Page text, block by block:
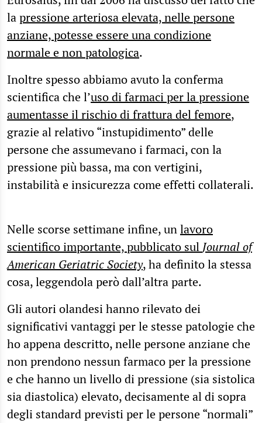
lapressione arteriosa elevata, nelle persone
anziane, potesse essere una condizione
normale e non patologica.
Inoltre spesso abbiamo avuto la conferma
scientifica che l’uso di farmaci per la pressione
aumentasse il rischio di frattura del femore,
grazie al relativo “instupidimento” delle
persone che assumevano i farmaci, con la
pressione più bassa, ma con vertigini,
instabilità e insicurezza come effetti collaterali.
Nelle scorse settimane infine, unlavoro
scientifico importante, pubblicato sul Journal of
American Geriatric Society, ha definito la stessa
cosa, leggendola però dall’altra parte.
Gli autori olandesi hanno rilevato dei
significativi vantaggi per le stesse patologie che
ho appena descritto, nelle persone anziane che
non prendono nessun farmaco per la pressione
e che hanno un livello di pressione (sia sistolica
sia diastolica) elevato, decisamente al di sopra
degli standard previsti per le persone “normali”